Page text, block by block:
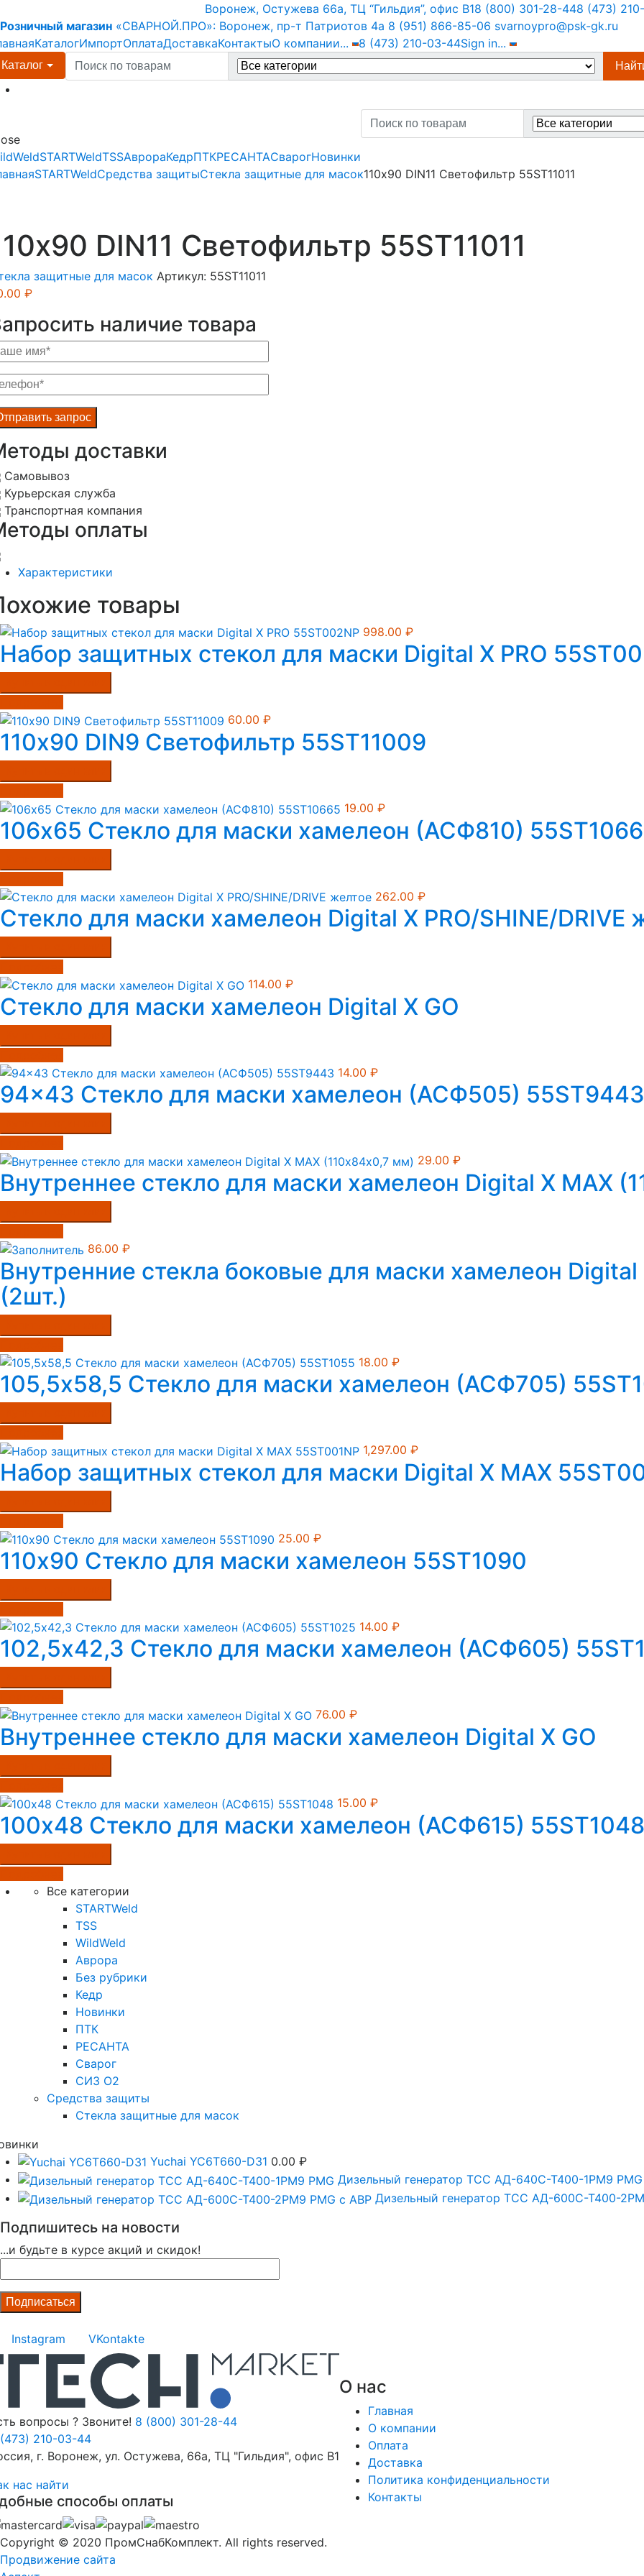
to
navigation
to
content
Воронеж, Остужева 66а, ТЦ “Гильдия”, офис В18 (800) 301-28-448 (473)
Розничный магазин «СВАРНОЙ.ПРО»: Воронеж, пр-т Патриотов 4а 8 (951) 866-85-06 svarnoypro@psk-gk.ru
КаталогИмпортОплатаДоставкаКонтактыО компании... 8 (473) 210-03-44Sign in...
Каталог
Search
for:
STARTWeldTSSАврораКедрПТКРЕСАНТАСварогНовинки
Search
for:
STARTWeldСредства защитыСтекла защитные для масок110х90 DIN11 Светофильтр 55ST11011
DIN11 Светофильтр 55ST11011
защитные для масок Артикул: 55ST11011
₽
наличие товара
доставки
Самовывоз
Курьерская служба
Транспортная компания
оплаты
Характеристики
товары
998.00 ₽
Набор защитных стекол для маски Digital X PRO
60.00 ₽
110х90 DIN9 Светофильтр 55ST11009
19.00 ₽
106х65 Стекло для маски хамелеон (АСФ810)
262.00 ₽
Стекло для маски хамелеон Digital X PRO/SHINE/DRIVE
114.00 ₽
Стекло для маски хамелеон Digital X GO
14.00 ₽
94×43 Стекло для маски хамелеон (АСФ505) 55ST9443
29.00 ₽
Внутреннее стекло для маски хамелеон Digital X MAX
86.00 ₽
Внутренние стекла боковые для маски хамелеон
(2шт.)
18.00 ₽
105,5х58,5 Стекло для маски хамелеон (АСФ705)
1,297.00 ₽
Набор защитных стекол для маски Digital X MAX
25.00 ₽
110х90 Стекло для маски хамелеон 55ST1090
14.00 ₽
102,5х42,3 Стекло для маски хамелеон (АСФ605)
76.00 ₽
Внутреннее cтекло для маски хамелеон Digital X GO
15.00 ₽
100х48 Стекло для маски хамелеон (АСФ615) 55ST1048
Все категории
STARTWeld
TSS
WildWeld
Аврора
Без рубрики
Кедр
Новинки
ПТК
РЕСАНТА
Сварог
СИЗ О2
Средства защиты
Стекла защитные для масок
Yuchai YC6T660-D31 0.00 ₽
Дизельный генератор ТСС АД-640С-Т400-1РМ9 PMG
Дизельный генератор ТСС АД-600С-Т400-
Подпишитесь на новости
...и будьте в курсе акций и скидок!
Instagram VKontakte
вопросы ? Звоните! 8 (800) 301-28-44
210-03-44
г. Воронеж, ул. Остужева, 66а, ТЦ "Гильдия", офис В1
нас найти
способы оплаты
О нас
Главная
О компании
Оплата
Доставка
Политика конфиденциальности
Контакты
Copyright © 2020 ПромСнабКомплект. All rights reserved.
Продвижение сайта